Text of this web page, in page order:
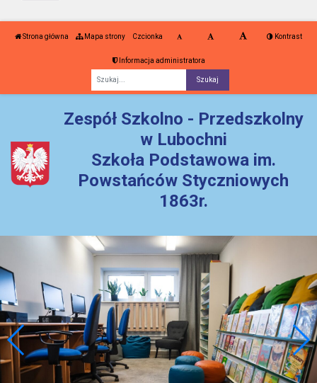
Strona główna Mapa strony Czcionka Kontrast
Informacja administratora
Zespół Szkolno - Przedszkolny
w Lubochni
Szkoła Podstawowa im.
Powstańców Styczniowych
1863r.